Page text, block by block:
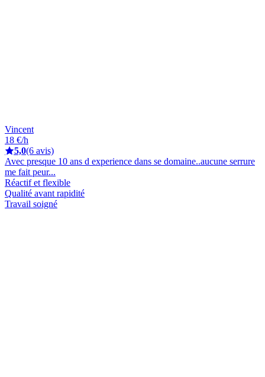
Vincent
18 €/h
5,0(6 avis)
Avec presque 10 ans d experience dans se domaine..aucune serrure
me fait peur...
Réactif et flexible
Qualité avant rapidité
Travail soigné